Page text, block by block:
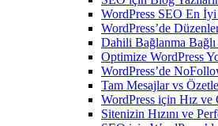
WordPress SEO En
WordPress’de
Dahili Bağlanma Bağlı
Optimize WordPress
WordPress’de
Tam Mesajlar vs
WordPress için Hız
Sitenizin Hızını ve